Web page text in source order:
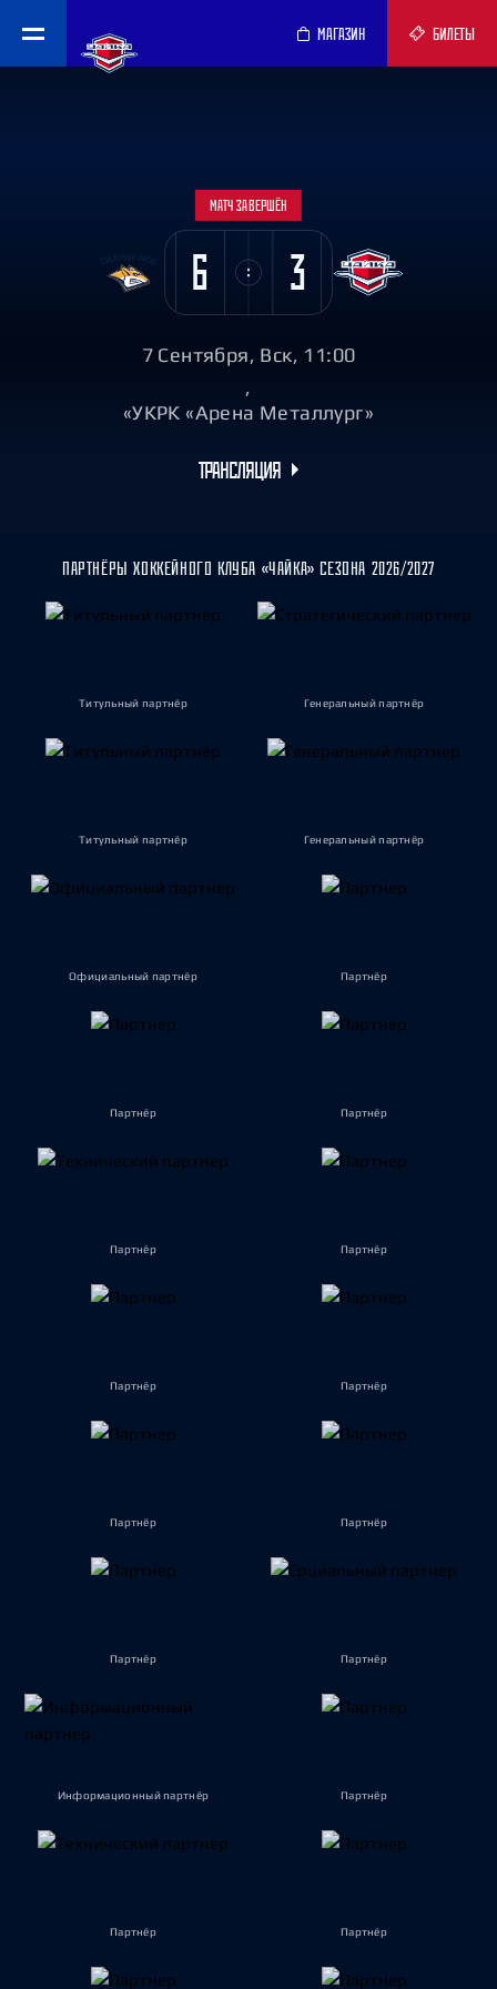
МАГАЗИН БИЛЕТЫ
МАТЧ ЗАВЕРШЁН
6 3
7 Сентября, Вск, 11:00
,
«УКРК «Арена Металлург»
ТРАНСЛЯЦИЯ
ПАРТНЁРЫ ХОККЕЙНОГО КЛУБА «ЧАЙКА» СЕЗОНА 2026/2027
Титульный партнёр Генеральный партнёр
Титульный партнёр Генеральный партнёр
Официальный партнёр Партнёр
Партнёр Партнёр
Партнёр Партнёр
Партнёр Партнёр
Партнёр Партнёр
Партнёр Партнёр
Информационный партнёр Партнёр
Партнёр Партнёр